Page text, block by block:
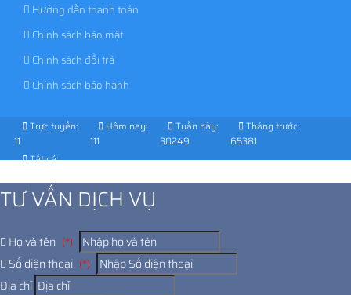
Hướng dẫn thanh toán
Chính sách bảo mật
Chính sách đổi trả
Chính sách bảo hành
Trực tuyến:
11
Hôm nay:
111
Tuần này:
30249
Tháng trước:
65381
Tất cả:
TƯ VẤN DỊCH VỤ
Họ và tên (*)
Số điện thoại (*)
Địa chỉ